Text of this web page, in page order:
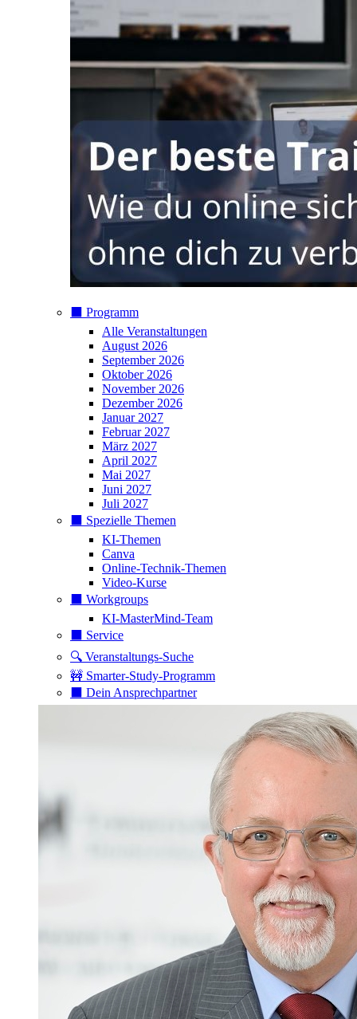
⬛️ Programm
Alle Veranstaltungen
August 2026
September 2026
Oktober 2026
November 2026
Dezember 2026
Januar 2027
Februar 2027
März 2027
April 2027
Mai 2027
Juni 2027
Juli 2027
⬛️ Spezielle Themen
KI-Themen
Canva
Online-Technik-Themen
Video-Kurse
⬛️ Workgroups
KI-MasterMind-Team
⬛️ Service
🔍 Veranstaltungs-Suche
🚧 Smarter-Study-Programm
⬛️ Dein Ansprechpartner